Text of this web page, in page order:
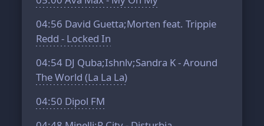
04:56 David Guetta;Morten feat. Trippie
Redd - Locked In
04:54 DJ Quba;Ishnlv;Sandra K - Around
The World (La La La)
04:50 Dipol FM